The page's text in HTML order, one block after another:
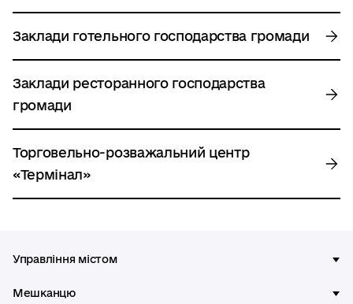
Заклади готельного господарства громади
Заклади ресторанного господарства
громади
Торговельно-розважальний центр
«Термінал»
Управління містом
Мешканцю